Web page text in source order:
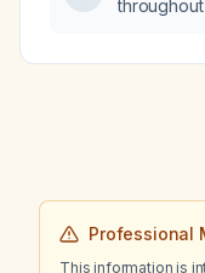
(GINA)
Professional
This information is